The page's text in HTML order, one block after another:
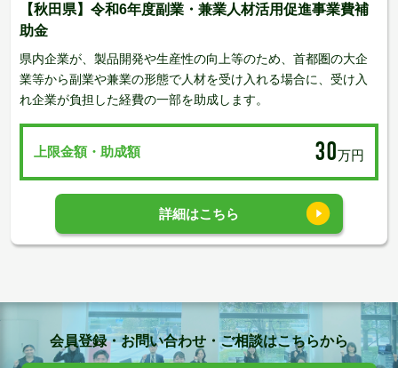
【秋田県】令和6年度副業・兼業人材活用促進事業費補
助金
県内企業が、製品開発や生産性の向上等のため、首都圏の大企
業等から副業や兼業の形態で人材を受け入れる場合に、受け入
れ企業が負担した経費の一部を助成します。
上限金額・助成額 30万円
詳細はこちら
会員登録・お問い合わせ・ご相談はこちらから